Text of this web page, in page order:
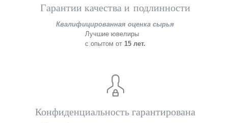
Гарантии качества и подлинности
Квалифицированная оценка сырья
Лучшие ювелиры
с опытом от 15 лет.
Конфиденциальность гарантирована